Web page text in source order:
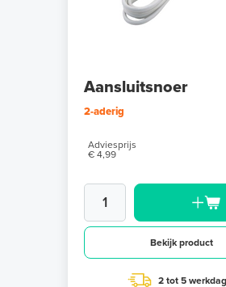
Aansluitsnoer
2-aderig
Adviesprijs
€ 4,99
Bekijk product
2 tot 5